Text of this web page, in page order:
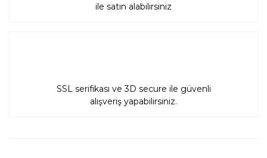
ile satın alabilirsiniz
SSL serifikası ve 3D secure ile güvenli
alışveriş yapabilirsiniz.